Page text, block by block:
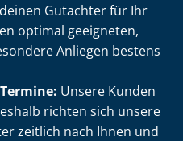
Gutachter für Ihr
optimal geeigneten,
Anliegen bestens
Unsere Kunden
richten sich unsere
zeitlich nach Ihnen und